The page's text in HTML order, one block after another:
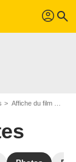
profil search
Affiche du film Les Eaux dormantes - Photo 1